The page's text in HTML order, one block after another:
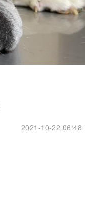
2021-10-22 06:48